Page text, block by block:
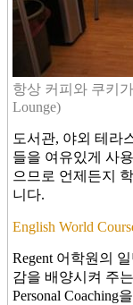
항상 커피와 쿠키
Lounge)
도서관, 야외 테라
들을 여유있게 사
으므로 언제든지
니다.
English World
Regent 어학원의
감을 배양시켜 주
Personal Coaching